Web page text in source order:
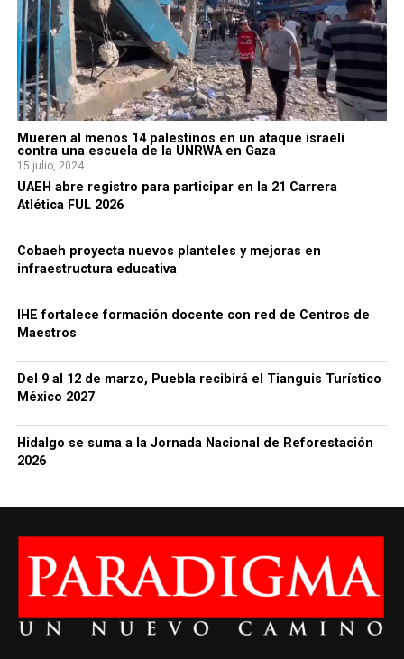
Mueren al menos 14 palestinos en un ataque israelí
contra una escuela de la UNRWA en Gaza
15 julio, 2024
UAEH abre registro para participar en la 21 Carrera
Atlética FUL 2026
Cobaeh proyecta nuevos planteles y mejoras en
infraestructura educativa
IHE fortalece formación docente con red de Centros de
Maestros
Del 9 al 12 de marzo, Puebla recibirá el Tianguis Turístico
México 2027
Hidalgo se suma a la Jornada Nacional de Reforestación
2026